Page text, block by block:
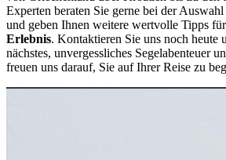
Experten beraten Sie gerne bei der Auswahl
und geben Ihnen weitere wertvolle Tipps
Erlebnis. Kontaktieren Sie uns noch heute
nächstes, unvergessliches Segelabenteuer
freuen uns darauf, Sie auf Ihrer Reise zu